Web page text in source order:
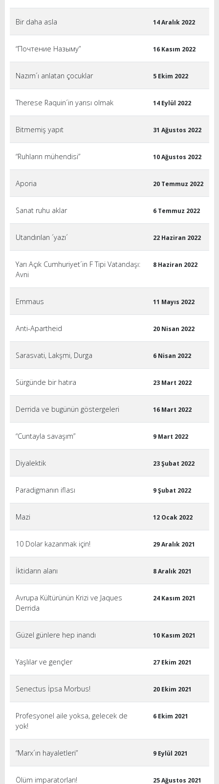
Bir daha asla 14 Aralık 2022
“Почтение Назыму” 16 Kasım 2022
Nazım´ı anlatan çocuklar 5 Ekim 2022
Therese Raquin´in yarısı olmak 14 Eylül 2022
Bitmemiş yapıt 31 Ağustos 2022
“Ruhların mühendisi” 10 Ağustos 2022
Aporia 20 Temmuz 2022
Sanat ruhu aklar 6 Temmuz 2022
Utandırılan ´yazı´ 22 Haziran 2022
Yarı Açık Cumhuriyet´in F Tipi Vatandaşı:
Avni
8 Haziran 2022
Emmaus 11 Mayıs 2022
Anti-Apartheid 20 Nisan 2022
Sarasvati, Lakşmi, Durga 6 Nisan 2022
Sürgünde bir hatıra 23 Mart 2022
Derrida ve bugünün göstergeleri 16 Mart 2022
“Cuntayla savaşım” 9 Mart 2022
Diyalektik 23 Şubat 2022
Paradigmanın iflası 9 Şubat 2022
Mazi 12 Ocak 2022
10 Dolar kazanmak için! 29 Aralık 2021
İktidarın alanı 8 Aralık 2021
Avrupa Kültürünün Krizi ve Jaques
Derrida
24 Kasım 2021
Güzel günlere hep inandı 10 Kasım 2021
Yaşlılar ve gençler 27 Ekim 2021
Senectus İpsa Morbus! 20 Ekim 2021
Profesyonel aile yoksa, gelecek de
yok!
6 Ekim 2021
“Marx´ın hayaletleri” 9 Eylül 2021
Ölüm imparatorları! 25 Ağustos 2021